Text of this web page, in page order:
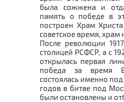
была сожжена и
память о победе в
построен Храм
советское время, храм
После революции
столицей РСФСР, а с
открылась первая
победа за время
состоялась именно
годов в битве под
были остановлены и